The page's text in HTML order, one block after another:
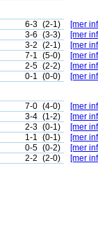
6-3 (2-1)
[mer
3-6 (3-3)
[mer
3-2 (2-1)
[mer
7-1 (5-0)
[mer
2-5 (2-2)
[mer
0-1 (0-0) [mer
7-0 (4-0)
[mer
3-4 (1-2)
[mer
2-3 (0-1)
[mer
1-1 (0-1)
[mer
0-5 (0-2)
[mer
2-2 (2-0) [mer